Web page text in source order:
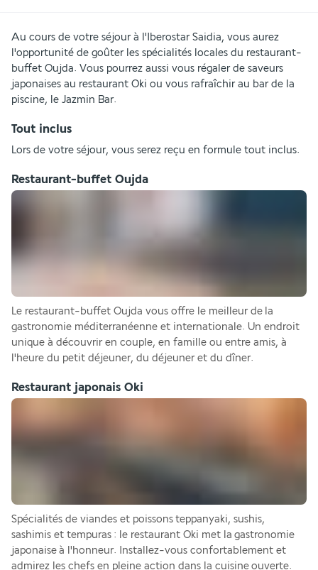
Au cours de votre séjour à l'Iberostar Saidia, vous aurez
l'opportunité de goûter les spécialités locales du restaurant-
buffet Oujda. Vous pourrez aussi vous régaler de saveurs
japonaises au restaurant Oki ou vous rafraîchir au bar de la
piscine, le Jazmin Bar.
Tout inclus
Lors de votre séjour, vous serez reçu en formule tout inclus.
Restaurant-buffet Oujda
Le restaurant-buffet Oujda vous offre le meilleur de la
gastronomie méditerranéenne et internationale. Un endroit
unique à découvrir en couple, en famille ou entre amis, à
l'heure du petit déjeuner, du déjeuner et du dîner.
Restaurant japonais Oki
Spécialités de viandes et poissons teppanyaki, sushis,
sashimis et tempuras : le restaurant Oki met la gastronomie
japonaise à l'honneur. Installez-vous confortablement et
admirez les chefs en pleine action dans la cuisine ouverte.